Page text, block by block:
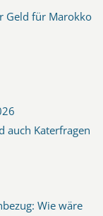
Geld für Marokko
auch Katerfragen
Wie wäre